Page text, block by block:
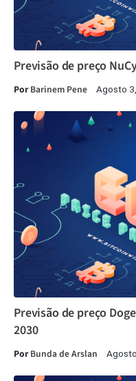
Previsão de preço
PorBarinem Pene Agosto
Previsão de preço
2030
PorBunda de Arslan